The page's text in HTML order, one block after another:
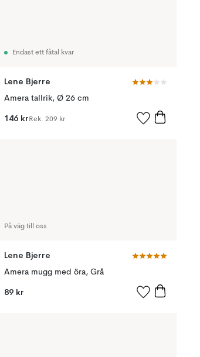
Endast ett fåtal kvar
Lene Bjerre
Amera tallrik, Ø 26 cm
146 kr Rek. 209 kr
På väg till oss
Lene Bjerre
Amera mugg med öra, Grå
89 kr